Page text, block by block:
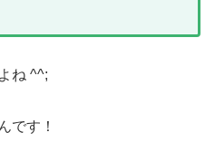
ね ^^;
です！